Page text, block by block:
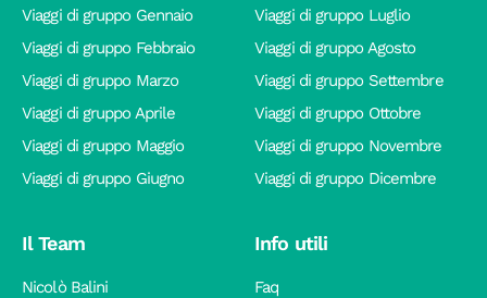
Viaggi di gruppo Gennaio
Viaggi di gruppo Febbraio
Viaggi di gruppo Marzo
Viaggi di gruppo Aprile
Viaggi di gruppo Maggio
Viaggi di gruppo Giugno
Viaggi di gruppo Luglio
Viaggi di gruppo Agosto
Viaggi di gruppo Settembre
Viaggi di gruppo Ottobre
Viaggi di gruppo Novembre
Viaggi di gruppo Dicembre
Il Team
Nicolò Balini
Info utili
Faq